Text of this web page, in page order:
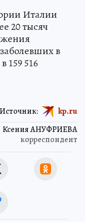
Италии
20 тысяч
в
159 516
Ксения АНУФРИЕВА
корреспондент
Источник: kp.ru